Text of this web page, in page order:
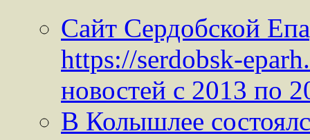
Сайт Сердобской
https://serdobsk-
новостей с 2013 по
В Колышлее